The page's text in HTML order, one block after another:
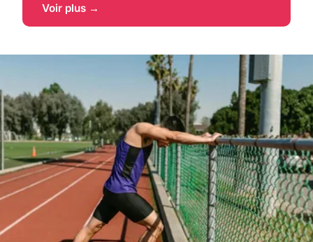
Voir plus →